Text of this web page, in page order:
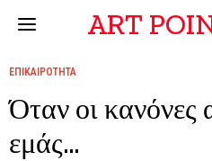
ART
ΕΠΙΚΑΙΡΟΤΗΤΑ
Όταν οι κανόνες
εμάς…